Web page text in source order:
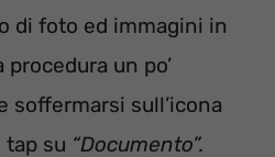
di foto ed immagini in
un po’
soffermarsi sull’icona
tap su “Documento”.